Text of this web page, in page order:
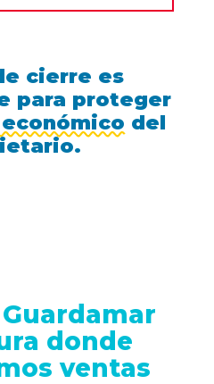
cierre es
para proteger
del
donde
ventas